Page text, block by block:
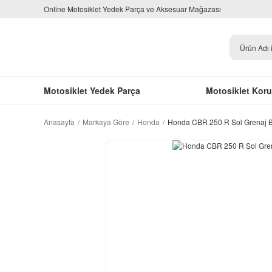
Online Motosiklet Yedek Parça ve Aksesuar Mağazası
Motosiklet Yedek Parça Motosiklet
Anasayfa Markaya Göre Honda Honda CBR 250 R Sol Grenaj